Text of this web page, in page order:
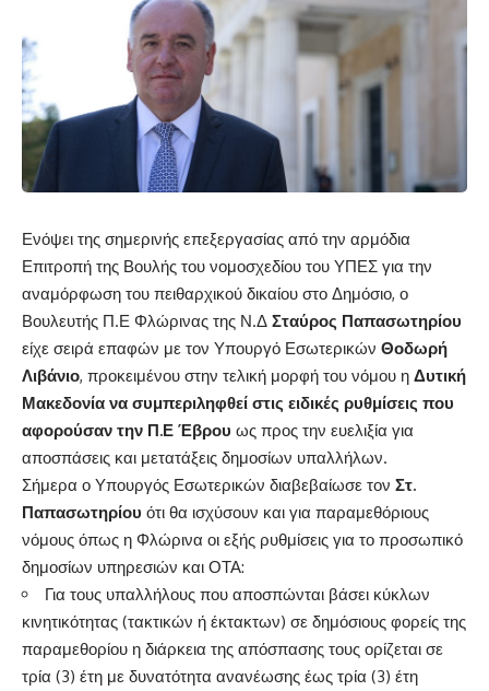
Ενόψει της σημερινής επεξεργασίας από την αρμόδια
Επιτροπή της Βουλής του νομοσχεδίου του ΥΠΕΣ για την
αναμόρφωση του πειθαρχικού δικαίου στο Δημόσιο, ο
Βουλευτής Π.Ε Φλώρινας της Ν.Δ Σταύρος Παπασωτηρίου
είχε σειρά επαφών με τον Υπουργό Εσωτερικών Θοδωρή
Λιβάνιο, προκειμένου στην τελική μορφή του νόμου η Δυτική
Μακεδονία να συμπεριληφθεί στις ειδικές ρυθμίσεις που
αφορούσαν την Π.Ε Έβρου ως προς την ευελιξία για
αποσπάσεις και μετατάξεις δημοσίων υπαλλήλων.
Σήμερα ο Υπουργός Εσωτερικών διαβεβαίωσε τον Στ.
Παπασωτηρίου ότι θα ισχύσουν και για παραμεθόριους
νόμους όπως η Φλώρινα οι εξής ρυθμίσεις για το προσωπικό
δημοσίων υπηρεσιών και ΟΤΑ:
Για τους υπαλλήλους που αποσπώνται βάσει κύκλων
κινητικότητας (τακτικών ή έκτακτων) σε δημόσιους φορείς της
παραμεθορίου η διάρκεια της απόσπασης τους ορίζεται σε
τρία (3) έτη με δυνατότητα ανανέωσης έως τρία (3) έτη